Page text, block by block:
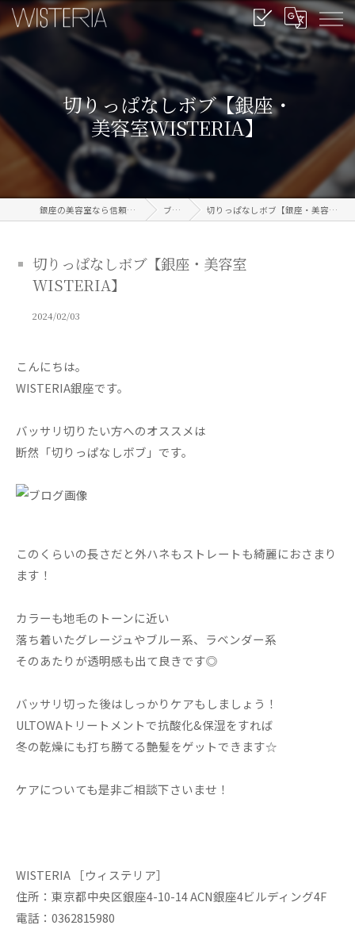
切りっぱなしボブ【銀座・
美容室WISTERIA】
銀座の美容室なら信頼のWISTERIA ブログ 切りっぱなしボブ【銀座・美容室WISTERIA】
切りっぱなしボブ【銀座・美容室
WISTERIA】
2024/02/03
こんにちは。
WISTERIA銀座です。
バッサリ切りたい方へのオススメは
断然「切りっぱなしボブ」です。
このくらいの長さだと外ハネもストレートも綺麗におさまり
ます！
カラーも地毛のトーンに近い
落ち着いたグレージュやブルー系、ラベンダー系
そのあたりが透明感も出て良きです◎
バッサリ切った後はしっかりケアもしましょう！
ULTOWAトリートメントで抗酸化&保湿をすれば
冬の乾燥にも打ち勝てる艶髪をゲットできます☆
ケアについても是非ご相談下さいませ！
WISTERIA ［ウィステリア］
住所：東京都中央区銀座4-10-14 ACN銀座4ビルディング4F
電話：0362815980